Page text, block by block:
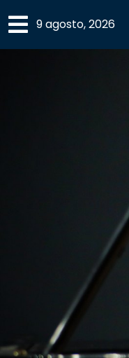
×
EXPERTOS
SALUD
9 agosto, 2026